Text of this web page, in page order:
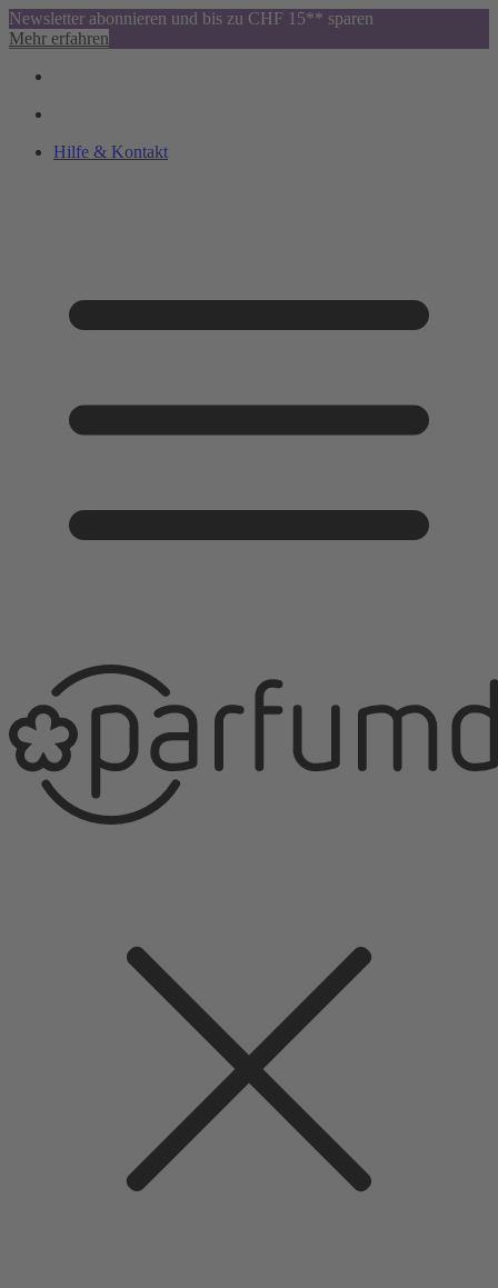
Newsletter abonnieren und bis zu CHF 15** sparen
Mehr erfahren
Hilfe & Kontakt